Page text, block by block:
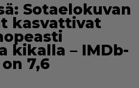
Sotaelokuvan
kasvattivat
kikalla – IMDb-
7,6